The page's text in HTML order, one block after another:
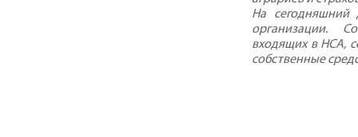
На сегодняшний
организации.
входящих в НСА,
собственные